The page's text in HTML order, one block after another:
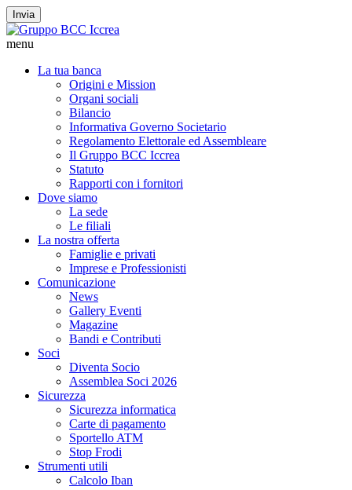
Invia
menu
La tua banca
Origini e Mission
Organi sociali
Bilancio
Informativa Governo Societario
Regolamento Elettorale ed Assembleare
Il Gruppo BCC Iccrea
Statuto
Rapporti con i fornitori
Dove siamo
La sede
Le filiali
La nostra offerta
Famiglie e privati
Imprese e Professionisti
Comunicazione
News
Gallery Eventi
Magazine
Bandi e Contributi
Soci
Diventa Socio
Assemblea Soci 2026
Sicurezza
Sicurezza informatica
Carte di pagamento
Sportello ATM
Stop Frodi
Strumenti utili
Calcolo Iban